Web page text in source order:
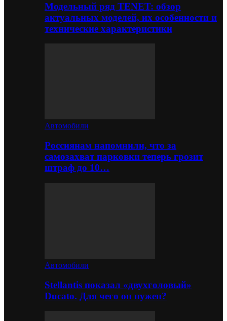
Модельный ряд TENET: обзор
актуальных моделей, их особенности и
технические характеристики
Автомобили
Россиянам напомнили, что за
самозахват парковки теперь грозит
штраф до 10…
Автомобили
Stellantis показал «двухголовый»
Ducato. Для чего он нужен?